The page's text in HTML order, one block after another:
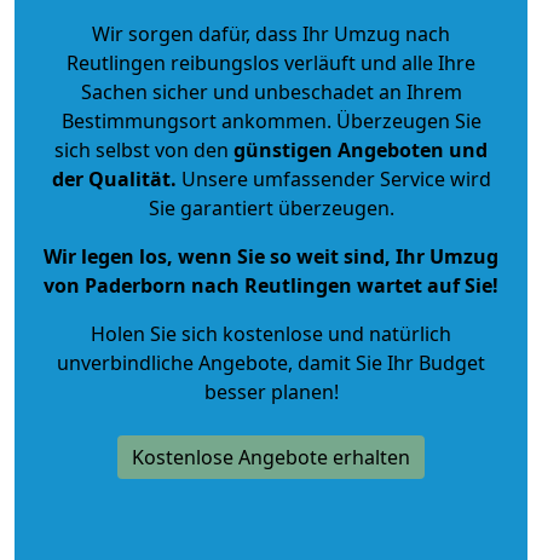
Wir sorgen dafür, dass Ihr Umzug nach
Reutlingen reibungslos verläuft und alle Ihre
Sachen sicher und unbeschadet an Ihrem
Bestimmungsort ankommen. Überzeugen Sie
sich selbst von den günstigen Angeboten und
der Qualität. Unsere umfassender Service wird
Sie garantiert überzeugen.
Wir legen los, wenn Sie so weit sind, Ihr Umzug
von Paderborn nach Reutlingen wartet auf Sie!
Holen Sie sich kostenlose und natürlich
unverbindliche Angebote, damit Sie Ihr Budget
besser planen!
Kostenlose Angebote erhalten